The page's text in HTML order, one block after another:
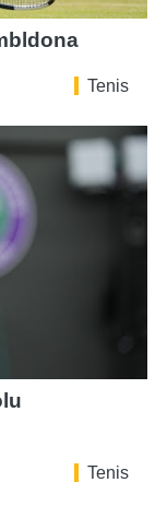
Tenis
Tenis